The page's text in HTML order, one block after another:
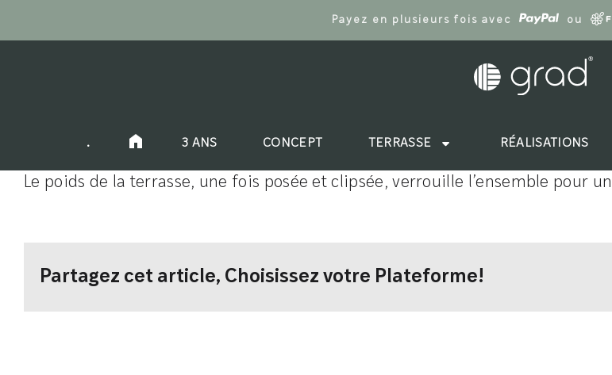
Payez en plusieurs fois avec ou
. 3 ANS CONCEPT TERRASSE RÉALISATIONS
Le poids de la terrasse, une fois posée et clipsée, verrouille l’ensemble pour
Partagez cet article, Choisissez votre Plateforme!